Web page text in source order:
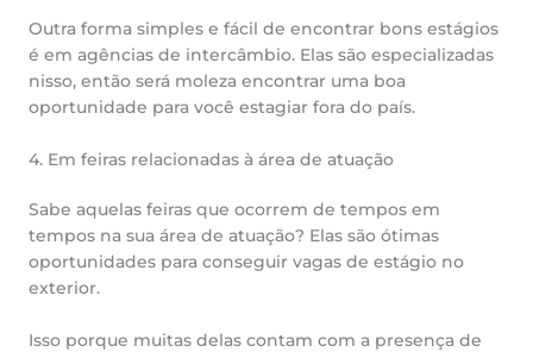
Outra forma simples e fácil de encontrar bons estágios
é em agências de intercâmbio. Elas são especializadas
nisso, então será moleza encontrar uma boa
oportunidade para você estagiar fora do país.
4. Em feiras relacionadas à área de atuação
Sabe aquelas feiras que ocorrem de tempos em
tempos na sua área de atuação? Elas são ótimas
oportunidades para conseguir vagas de estágio no
exterior.
Isso porque muitas delas contam com a presença de